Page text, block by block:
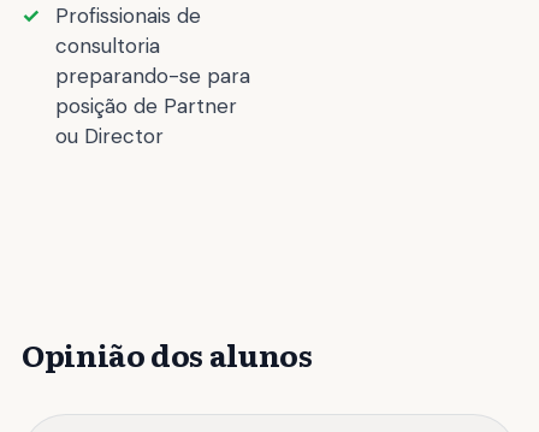
Profissionais de
consultoria
preparando-se para
posição de Partner
ou Director
Opinião dos alunos